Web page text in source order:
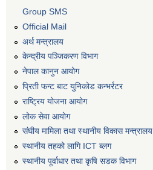
Group SMS
Official Mail
अर्थ मन्त्रालय
केन्द्रीय पञ्जिकरण विभाग
नेपाल कानुन आयोग
प्रिती फन्ट बाट युनिकोड कन्भर्रटर
राष्ट्रिय योजना आयोग
लोक सेवा आयोग
संघीय मामिला तथा स्थानीय विकास मन्त्रालय
स्थानीय तहको लागि ICT ब्लग
स्थानीय पूर्वाधार तथा कृषि सडक विभाग